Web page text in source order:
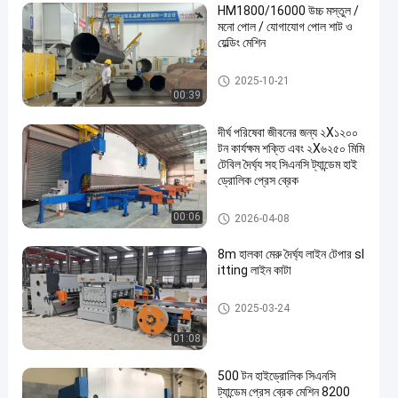
00:39
HM1800/16000 উচ্চ মস্তুল /
মনো পোল / যোগাযোগ পোল শাট ও
য়েল্ডিং মেশিন
হালকা মেরু শাট-ঢালাই মেশিন
2025-10-21
00:06
দীর্ঘ পরিষেবা জীবনের জন্য ২X১২০০
টন কার্যক্ষম শক্তি এবং ২X৬২৫০ মিমি
টেবিল দৈর্ঘ্য সহ সিএনসি ট্যান্ডেম হাই
ড্রোলিক প্রেস ব্রেক
সিএনসি জলবাহী প্রেস ব্রেক
2026-04-08
01:08
8m হালকা মেরু দৈর্ঘ্য লাইন টেপার sl
itting লাইন কাটা
হাল্কা মেরু মেশিন
2025-03-24
500 টন হাইড্রোলিক সিএনসি
ট্যান্ডেম প্রেস ব্রেক মেশিন 8200